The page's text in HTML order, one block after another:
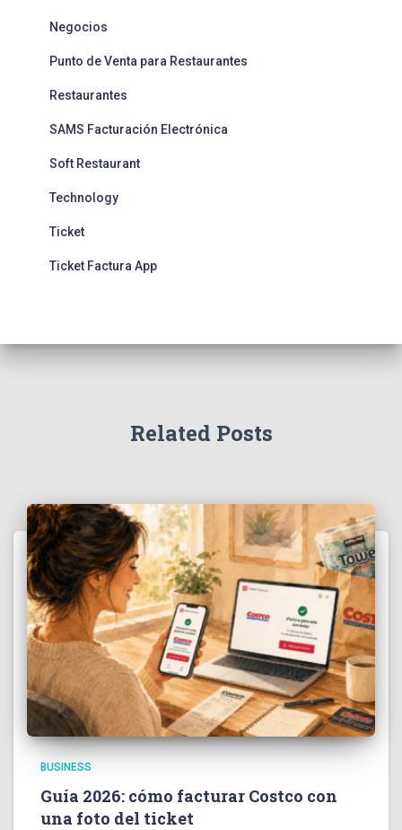
Negocios
Punto de Venta para Restaurantes
Restaurantes
SAMS Facturación Electrónica
Soft Restaurant
Technology
Ticket
Ticket Factura App
Related Posts
BUSINESS
Guía 2026: cómo facturar Costco con
una foto del ticket